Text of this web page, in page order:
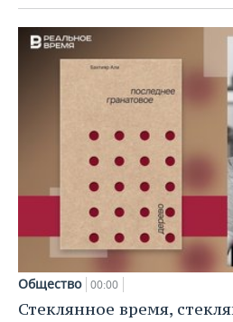
Общество 00:00
Стеклянное время,